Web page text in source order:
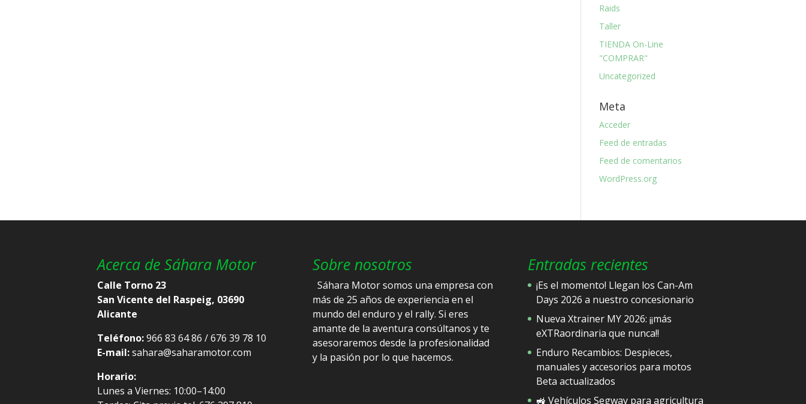
Raids
Taller
TIENDA On-Line
"COMPRAR"
Uncategorized
Meta
Acceder
Feed de entradas
Feed de comentarios
WordPress.org
Acerca de Sáhara Motor
Calle Torno 23
San Vicente del Raspeig, 03690
Alicante
Teléfono: 966 83 64 86 / 676 39 78 10
E-mail:sahara@saharamotor.com
Horario:
Lunes a Viernes: 10:00–14:00
Sobre nosotros
Sáhara Motor somos una empresa con
más de 25 años de experiencia en el
mundo del enduro y el rally. Si eres
amante de la aventura consúltanos y te
asesoraremos desde la profesionalidad
y la pasión por lo que hacemos.
Entradas recientes
¡Es el momento! Llegan los Can-Am
Days 2026 a nuestro concesionario
Nueva Xtrainer MY 2026: ¡¡más
eXTRaordinaria que nunca!!
Enduro Recambios: Despieces,
manuales y accesorios para motos
Beta actualizados
🚜 Vehículos Segway para agricultura